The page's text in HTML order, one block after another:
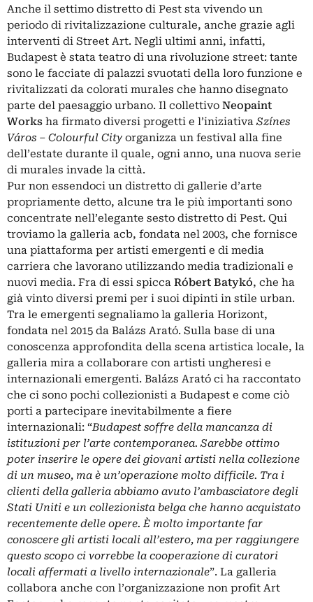
Anche il settimo distretto di Pest sta vivendo un
periodo di rivitalizzazione culturale, anche grazie agli
interventi di Street Art. Negli ultimi anni, infatti,
Budapest è stata teatro di una rivoluzione street: tante
sono le facciate di palazzi svuotati della loro funzione e
rivitalizzati da colorati murales che hanno disegnato
parte del paesaggio urbano. Il collettivo Neopaint
Works ha firmato diversi progetti e l’iniziativa Színes
Város – Colourful City organizza un festival alla fine
dell’estate durante il quale, ogni anno, una nuova serie
di murales invade la città.
Pur non essendoci un distretto di gallerie d’arte
propriamente detto, alcune tra le più importanti sono
concentrate nell’elegante sesto distretto di Pest. Qui
troviamo la galleria acb, fondata nel 2003, che fornisce
una piattaforma per artisti emergenti e di media
carriera che lavorano utilizzando media tradizionali e
nuovi media. Fra di essi spicca Róbert Batykó, che ha
già vinto diversi premi per i suoi dipinti in stile urban.
Tra le emergenti segnaliamo la galleria Horizont,
fondata nel 2015 da Balázs Arató. Sulla base di una
conoscenza approfondita della scena artistica locale, la
galleria mira a collaborare con artisti ungheresi e
internazionali emergenti. Balázs Arató ci ha raccontato
che ci sono pochi collezionisti a Budapest e come ciò
porti a partecipare inevitabilmente a fiere
internazionali: “Budapest soffre della mancanza di
istituzioni per l’arte contemporanea. Sarebbe ottimo
poter inserire le opere dei giovani artisti nella collezione
di un museo, ma è un’operazione molto difficile. Tra i
clienti della galleria abbiamo avuto l’ambasciatore degli
Stati Uniti e un collezionista belga che hanno acquistato
recentemente delle opere. È molto importante far
conoscere gli artisti locali all’estero, ma per raggiungere
questo scopo ci vorrebbe la cooperazione di curatori
locali affermati a livello internazionale”. La galleria
collabora anche con l’organizzazione non profit Art